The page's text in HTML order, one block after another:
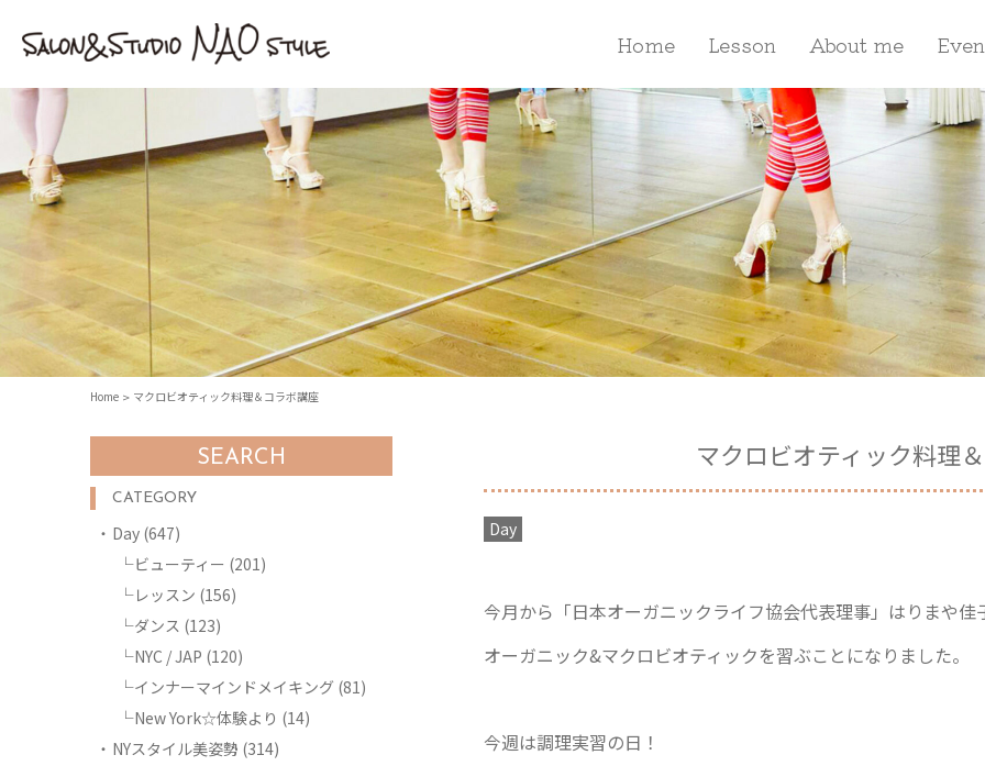
Home Lesson About me
Home マクロビオティック料理＆コラボ講座
SEARCH
CATEGORY
Day (647)
ビューティー (201)
レッスン (156)
ダンス (123)
NYC / JAP (120)
インナーマインドメイキング (81)
New York☆体験より (14)
NYスタイル美姿勢 (314)
マクロビオティック料理
Day
今月から「日本オーガニックライフ協会代表理事」はりまや佳
オーガニック&マクロビオティックを習ぶことになりました。
今週は調理実習の日！